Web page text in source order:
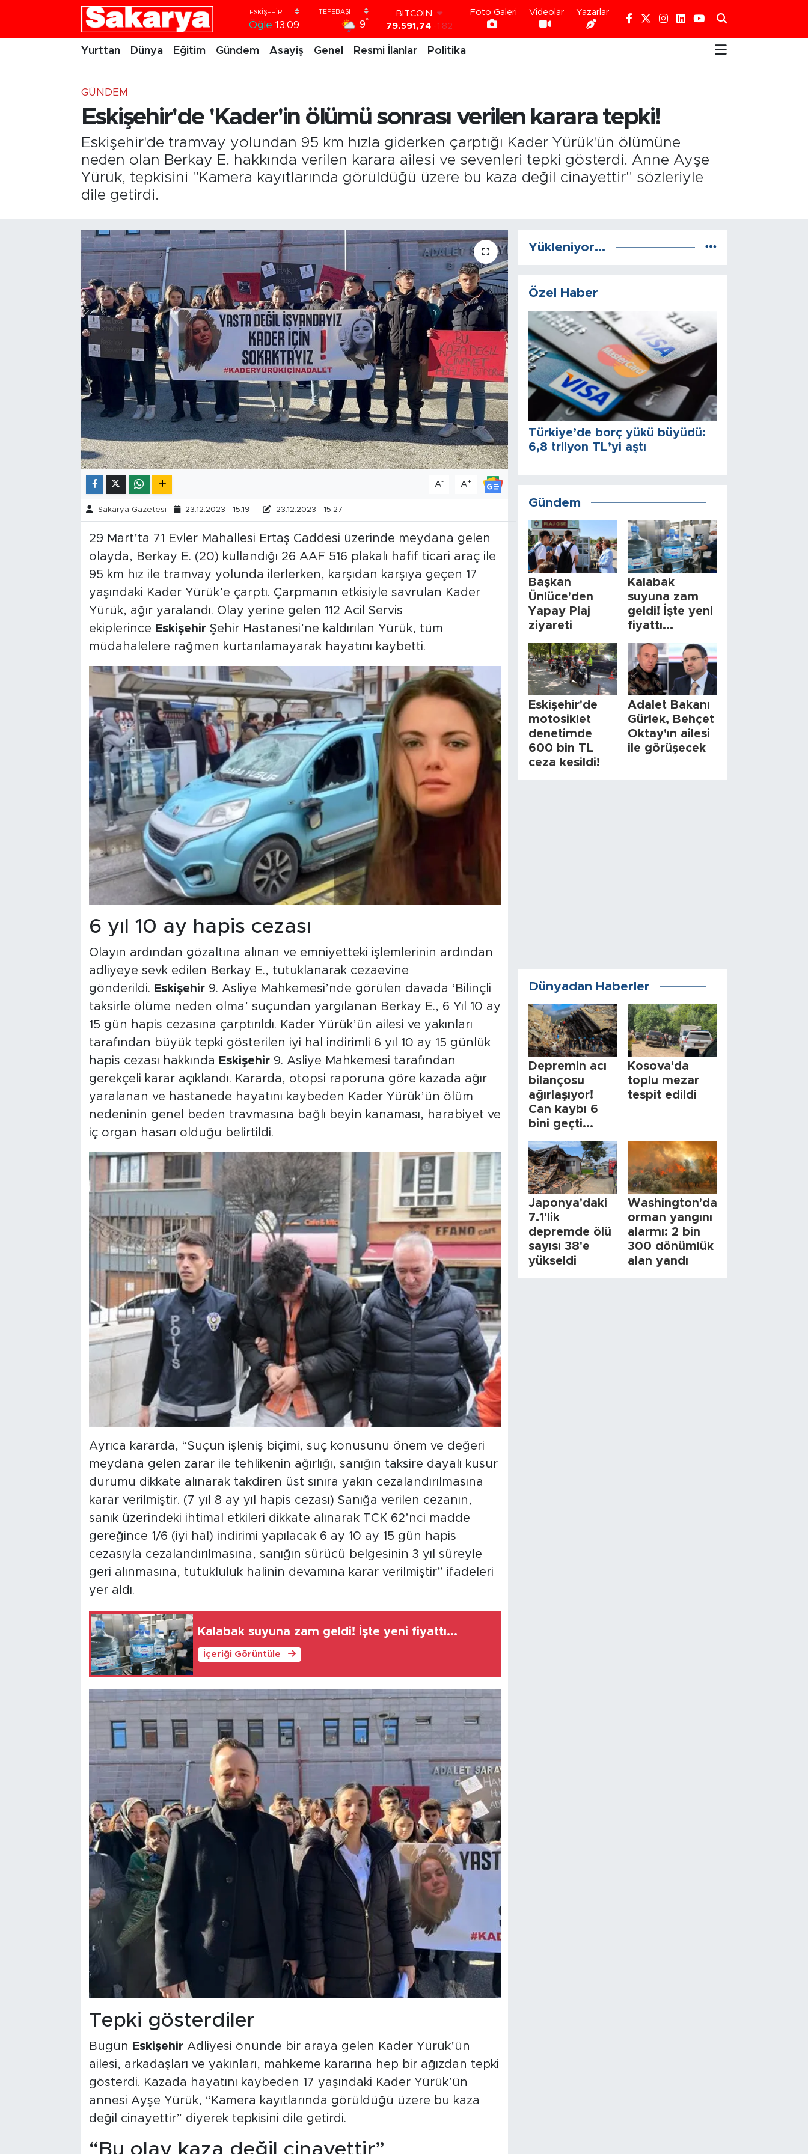
Öğle 13:09 9°
DOLAR
45,43620 0.02
EURO
53,38690 0.19
BİST100
14.598,00 0
BITCOIN
79.591,74
Foto Galeri Videolar Yazarlar
Yurttan Dünya Eğitim Gündem Asayiş Genel Resmi İlanlar Politika
GÜNDEM
Eskişehir'de 'Kader'in ölümü sonrası verilen karara tepki!
Eskişehir'de tramvay yolundan 95 km hızla giderken çarptığı Kader Yürük'ün ölümüne
neden olan Berkay E. hakkında verilen karara ailesi ve sevenleri tepki gösterdi. Anne Ayşe
Yürük, tepkisini "Kamera kayıtlarında görüldüğü üzere bu kaza değil cinayettir" sözleriyle
dile getirdi.
A- A+
Sakarya Gazetesi 23.12.2023 - 15:19 23.12.2023 - 15:27
29 Mart’ta 71 Evler Mahallesi Ertaş Caddesi üzerinde meydana gelen
olayda, Berkay E. (20) kullandığı 26 AAF 516 plakalı hafif ticari araç ile
95 km hız ile tramvay yolunda ilerlerken, karşıdan karşıya geçen 17
yaşındaki Kader Yürük’e çarptı. Çarpmanın etkisiyle savrulan Kader
Yürük, ağır yaralandı. Olay yerine gelen 112 Acil Servis
ekiplerince EskişehirŞehir Hastanesi’ne kaldırılan Yürük, tüm
müdahalelere rağmen kurtarılamayarak hayatını kaybetti.
6 yıl 10 ay hapis cezası
Olayın ardından gözaltına alınan ve emniyetteki işlemlerinin ardından
adliyeye sevk edilen Berkay E., tutuklanarak cezaevine
gönderildi. Eskişehir9. Asliye Mahkemesi’nde görülen davada ‘Bilinçli
taksirle ölüme neden olma’ suçundan yargılanan Berkay E., 6 Yıl 10 ay
15 gün hapis cezasına çarptırıldı. Kader Yürük’ün ailesi ve yakınları
tarafından büyük tepki gösterilen iyi hal indirimli 6 yıl 10 ay 15 günlük
hapis cezası hakkında Eskişehir9. Asliye Mahkemesi tarafından
gerekçeli karar açıklandı. Kararda, otopsi raporuna göre kazada ağır
yaralanan ve hastanede hayatını kaybeden Kader Yürük’ün ölüm
nedeninin genel beden travmasına bağlı beyin kanaması, harabiyet ve
iç organ hasarı olduğu belirtildi.
Ayrıca kararda, “Suçun işleniş biçimi, suç konusunu önem ve değeri
meydana gelen zarar ile tehlikenin ağırlığı, sanığın taksire dayalı kusur
durumu dikkate alınarak takdiren üst sınıra yakın cezalandırılmasına
karar verilmiştir. (7 yıl 8 ay yıl hapis cezası) Sanığa verilen cezanın,
sanık üzerindeki ihtimal etkileri dikkate alınarak TCK 62’nci madde
gereğince 1/6 (iyi hal) indirimi yapılacak 6 ay 10 ay 15 gün hapis
cezasıyla cezalandırılmasına, sanığın sürücü belgesinin 3 yıl süreyle
geri alınmasına, tutukluluk halinin devamına karar verilmiştir” ifadeleri
yer aldı.
Kalabak suyuna zam geldi! İşte yeni fiyattı...
İçeriği Görüntüle
Tepki gösterdiler
Bugün EskişehirAdliyesi önünde bir araya gelen Kader Yürük’ün
ailesi, arkadaşları ve yakınları, mahkeme kararına hep bir ağızdan tepki
gösterdi. Kazada hayatını kaybeden 17 yaşındaki Kader Yürük’ün
annesi Ayşe Yürük, “Kamera kayıtlarında görüldüğü üzere bu kaza
değil cinayettir” diyerek tepkisini dile getirdi.
“Bu olay kaza değil cinayettir”
Yükleniyor...
Özel Haber
Türkiye’de borç yükü büyüdü:
6,8 trilyon TL’yi aştı
Gündem
Başkan
Ünlüce'den
Yapay Plaj
ziyareti
Kalabak
suyuna zam
geldi! İşte yeni
fiyattı...
Eskişehir'de
motosiklet
denetimde
600 bin TL
ceza kesildi!
Adalet Bakanı
Gürlek, Behçet
Oktay'ın ailesi
ile görüşecek
Dünyadan Haberler
Depremin acı
bilançosu
ağırlaşıyor!
Can kaybı 6
bini geçti...
Kosova'da
toplu mezar
tespit edildi
Japonya'daki
7.1'lik
depremde ölü
sayısı 38'e
yükseldi
Washington'da
orman yangını
alarmı: 2 bin
300 dönümlük
alan yandı
Eskişehirspor
Resmi İlanlar
Foto Şaka
Teknoloji
Eskişehir Nöbetçi Eczaneler
Eskişehir Namaz Vakitleri
Eskişehir Trafik Yoğunluk Haritası
Süper Lig Puan Durumu ve Fikstür
Tüm Manşetler
Son Dakika Haberleri